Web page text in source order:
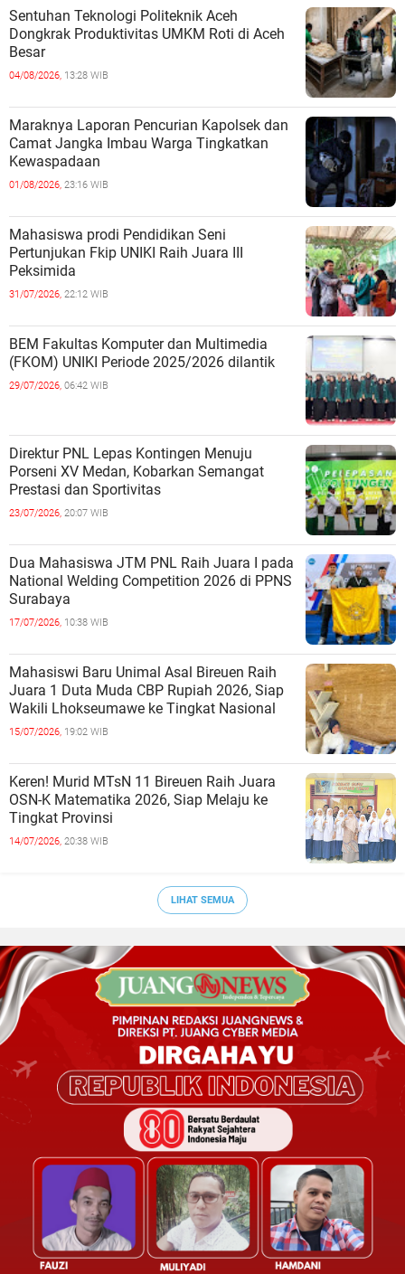
Sentuhan Teknologi Politeknik Aceh
Dongkrak Produktivitas UMKM Roti di Aceh
Besar
04/08/2026, 13:28 WIB
Maraknya Laporan Pencurian Kapolsek dan
Camat Jangka Imbau Warga Tingkatkan
Kewaspadaan
01/08/2026, 23:16 WIB
Mahasiswa prodi Pendidikan Seni
Pertunjukan Fkip UNIKI Raih Juara III
Peksimida
31/07/2026, 22:12 WIB
BEM Fakultas Komputer dan Multimedia
(FKOM) UNIKI Periode 2025/2026 dilantik
29/07/2026, 06:42 WIB
Direktur PNL Lepas Kontingen Menuju
Porseni XV Medan, Kobarkan Semangat
Prestasi dan Sportivitas
23/07/2026, 20:07 WIB
Dua Mahasiswa JTM PNL Raih Juara I pada
National Welding Competition 2026 di PPNS
Surabaya
17/07/2026, 10:38 WIB
Mahasiswi Baru Unimal Asal Bireuen Raih
Juara 1 Duta Muda CBP Rupiah 2026, Siap
Wakili Lhokseumawe ke Tingkat Nasional
15/07/2026, 19:02 WIB
Keren! Murid MTsN 11 Bireuen Raih Juara
OSN-K Matematika 2026, Siap Melaju ke
Tingkat Provinsi
14/07/2026, 20:38 WIB
LIHAT SEMUA